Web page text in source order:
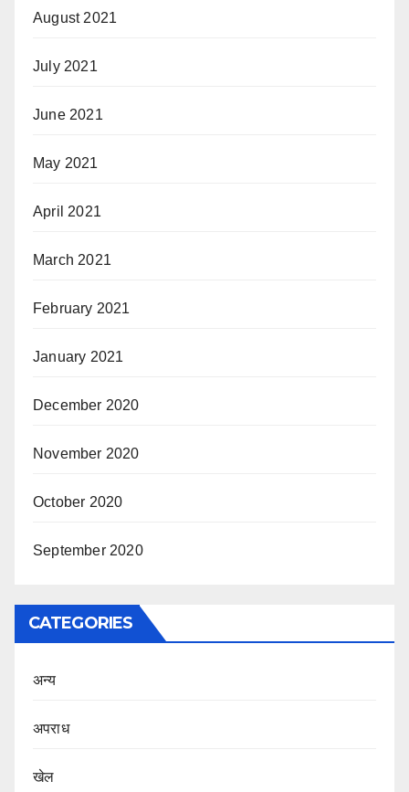
August 2021
July 2021
June 2021
May 2021
April 2021
March 2021
February 2021
January 2021
December 2020
November 2020
October 2020
September 2020
CATEGORIES
अन्य
अपराध
खेल